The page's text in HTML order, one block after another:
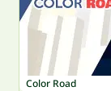
Color Road